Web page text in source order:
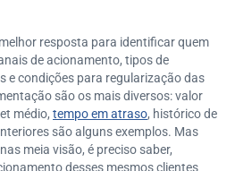
resposta para identificar quem
de acionamento, tipos de
e condições para regularização das
são os mais diversos: valor
médio, tempo em atraso, histórico de
são alguns exemplos. Mas
meia visão, é preciso saber,
desses mesmos clientes